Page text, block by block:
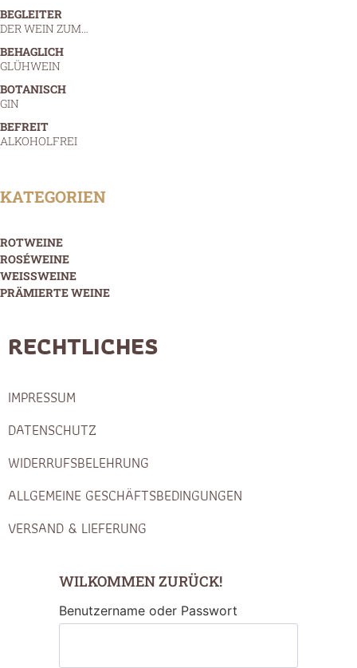
BEGLEITER
DER WEIN ZUM…
BEHAGLICH
GLÜHWEIN
BOTANISCH
GIN
BEFREIT
ALKOHOLFREI
KATEGORIEN
ROTWEINE
ROSÉWEINE
WEISSWEINE
PRÄMIERTE WEINE
RECHTLICHES
IMPRESSUM
DATENSCHUTZ
WIDERRUFSBELEHRUNG
ALLGEMEINE GESCHÄFTSBEDINGUNGEN
VERSAND & LIEFERUNG
WILKOMMEN ZURÜCK!
Benutzername oder Passwort